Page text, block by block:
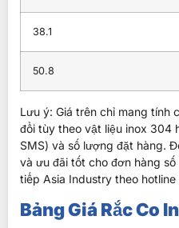
38.1
50.8
Lưu ý: Giá trên chỉ mang tính
đổi tùy theo vật liệu inox 304
SMS) và số lượng đặt hàng.
và ưu đãi tốt cho đơn hàng
tiếp Asia Industry theo hotline
Bảng Giá Rắc Co